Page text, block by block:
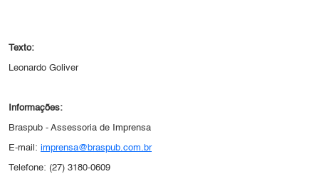
Texto:
Leonardo Goliver
Informações:
Braspub - Assessoria de Imprensa
E-mail: imprensa@braspub.com.br
Telefone: (27) 3180-0609